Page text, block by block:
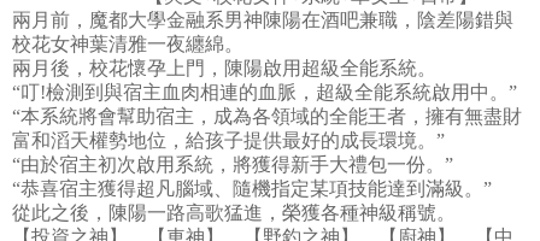
兩月前，魔都大學金融系男神陳陽在酒吧兼職，陰差陽錯與
校花女神葉清雅一夜纏綿。
兩月後，校花懷孕上門，陳陽啟用超級全能系統。
“叮!檢測到與宿主血肉相連的血脈，超級全能系統啟用中。”
“本系統將會幫助宿主，成為各領域的全能王者，擁有無盡財
富和滔天權勢地位，給孩子提供最好的成長環境。”
“由於宿主初次啟用系統，將獲得新手大禮包一份。”
“恭喜宿主獲得超凡腦域、隨機指定某項技能達到滿級。”
從此之後，陳陽一路高歌猛進，榮獲各種神級稱號。
【投資之神】，【車神】，【野釣之神】，【廚神】，【中